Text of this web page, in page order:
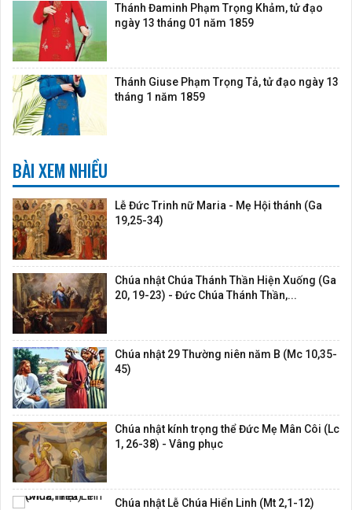
Thánh Đaminh Phạm Trọng Khảm, tử đạo
ngày 13 tháng 01 năm 1859
Thánh Giuse Phạm Trọng Tả, tử đạo ngày 13
tháng 1 năm 1859
BÀI XEM NHIỀU
Lễ Đức Trinh nữ Maria - Mẹ Hội thánh (Ga
19,25-34)
Chúa nhật Chúa Thánh Thần Hiện Xuống (Ga
20, 19-23) - Đức Chúa Thánh Thần,...
Chúa nhật 29 Thường niên năm B (Mc 10,35-
45)
Chúa nhật kính trọng thể Đức Mẹ Mân Côi (Lc
1, 26-38) - Vâng phục
Chúa nhật Lễ Chúa Hiển Linh (Mt 2,1-12)